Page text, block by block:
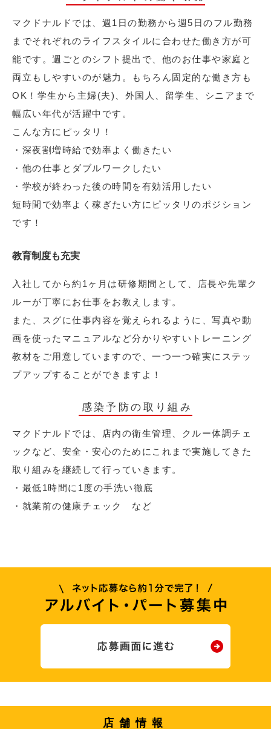
マクドナルドでは、週1日の勤務から週5日のフル勤務
までそれぞれのライフスタイルに合わせた働き方が可
能です。週ごとのシフト提出で、他のお仕事や家庭と
両立もしやすいのが魅力。もちろん固定的な働き方も
OK！学生から主婦(夫)、外国人、留学生、シニアまで
幅広い年代が活躍中です。
こんな方にピッタリ！
・深夜割増時給で効率よく働きたい
・他の仕事とダブルワークしたい
・学校が終わった後の時間を有効活用したい
短時間で効率よく稼ぎたい方にピッタリのポジション
です！
教育制度も充実
入社してから約1ヶ月は研修期間として、店長や先輩ク
ルーが丁寧にお仕事をお教えします。
また、スグに仕事内容を覚えられるように、写真や動
画を使ったマニュアルなど分かりやすいトレーニング
教材をご用意していますので、一つ一つ確実にステッ
プアップすることができますよ！
感染予防の取り組み
マクドナルドでは、店内の衛生管理、クルー体調チェ
ックなど、安全・安心のためにこれまで実施してきた
取り組みを継続して行っていきます。
・最低1時間に1度の手洗い徹底
・就業前の健康チェック など
店舗情報